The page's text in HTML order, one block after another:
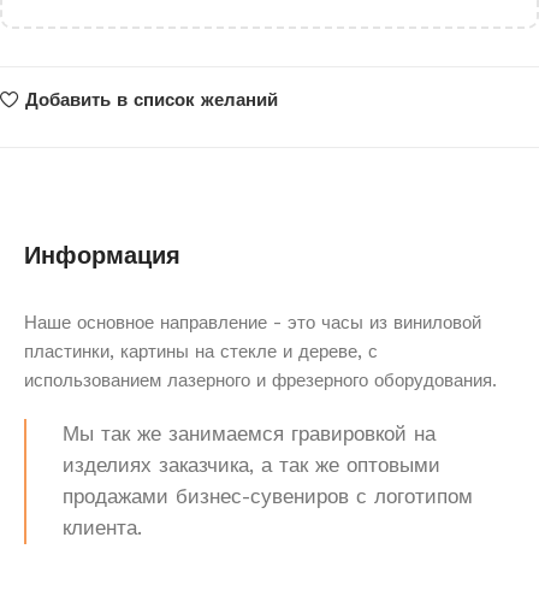
Добавить в список желаний
Информация
Наше основное направление - это часы из виниловой
пластинки, картины на стекле и дереве, с
использованием лазерного и фрезерного оборудования.
Мы так же занимаемся гравировкой на
изделиях заказчика, а так же оптовыми
продажами бизнес-сувениров с логотипом
клиента.